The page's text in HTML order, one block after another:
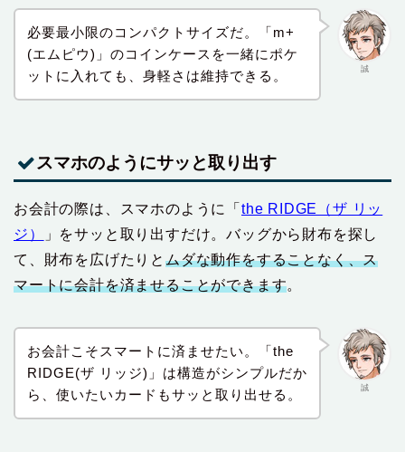
誠
必要最小限のコンパクトサイズだ。「m+
(エムピウ)」のコインケースを一緒にポケ
ットに入れても、身軽さは維持できる。
スマホのようにサッと取り出す
お会計の際は、スマホのように「the RIDGE（ザ リッ
ジ）
」をサッと取り出すだけ。バッグから財布を探し
て、財布を広げたりと ムダな動作をすることなく、ス
マートに会計を済ませることができます。
誠
お会計こそスマートに済ませたい。「the
RIDGE(ザ リッジ)」は構造がシンプルだか
ら、使いたいカードもサッと取り出せる。